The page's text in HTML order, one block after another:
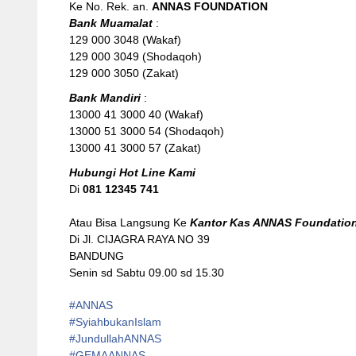
Ke No. Rek. an. ANNAS FOUNDATION
Bank Muamalat :
129 000 3048 (Wakaf)
129 000 3049 (Shodaqoh)
129 000 3050 (Zakat)
Bank Mandiri :
13000 41 3000 40 (Wakaf)
13000 51 3000 54 (Shodaqoh)
13000 41 3000 57 (Zakat)
Hubungi Hot Line Kami
Di 081 12345 741
Atau Bisa Langsung Ke Kantor Kas ANNAS
Di Jl. CIJAGRA RAYA NO 39
BANDUNG
Senin sd Sabtu 09.00 sd 15.30
#ANNAS
#SyiahbukanIslam
#JundullahANNAS